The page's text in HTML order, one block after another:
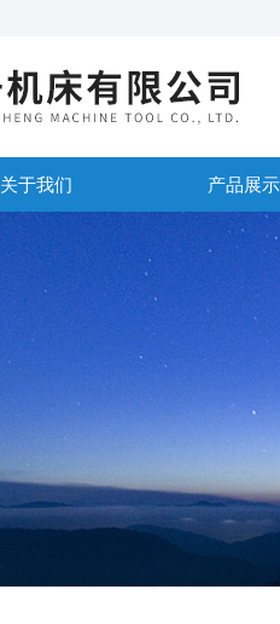
关于我们 产品展示